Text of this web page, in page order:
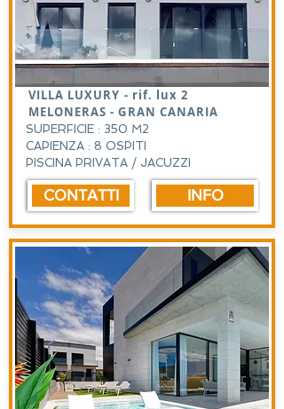
VILLA LUXURY - rif. lux 2
MELONERAS - GRAN CANARIA
SUPERFICIE : 350 M2
CAPIENZA : 8 OSPITI
PISCINA PRIVATA / JACUZZI
CONTATTI INFO